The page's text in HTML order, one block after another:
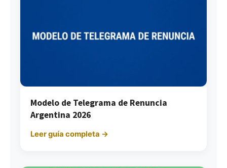
Modelo de Telegrama de Renuncia
Argentina 2026
Leer guía completa →